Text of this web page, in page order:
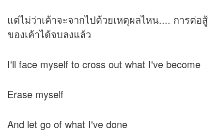
แต่ไม่ว่าเค้าจะจากไปด้วยเหตุผลไหน.... การต่อสู้
ของเค้าได้จบลงแล้ว
I'll face myself to cross out what I've become
Erase myself
And let go of what I've done